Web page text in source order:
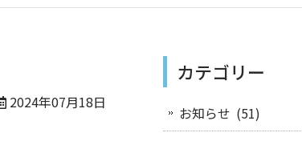
2024年07月18日
カテゴリー
お知らせ (51)